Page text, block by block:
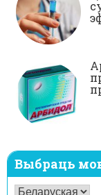
Выбраць